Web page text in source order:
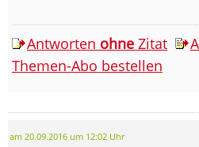
Antworten ohne Zitat
Themen-Abo bestellen
am 20.09.2016 um 12:02 Uhr